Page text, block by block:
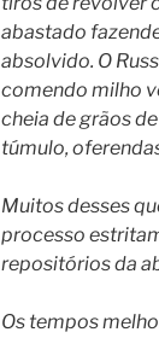
abastado
absolvido. O
comendo milho
cheia de grãos
túmulo,
Muitos desses
processo
repositórios da
Os tempos